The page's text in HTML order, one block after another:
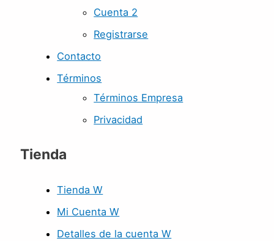
Cuenta 2
Registrarse
Contacto
Términos
Términos Empresa
Privacidad
Tienda
Tienda W
Mi Cuenta W
Detalles de la cuenta W